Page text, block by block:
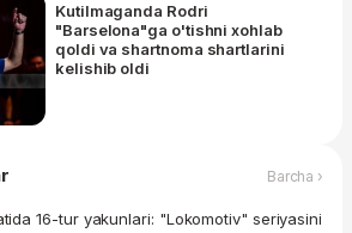
Kutilmaganda Rodri
"Barselona"ga o'tishni xohlab
qoldi va shartnoma shartlarini
kelishib oldi
Barcha ›
16-tur yakunlari: "Lokomotiv" seriyasini